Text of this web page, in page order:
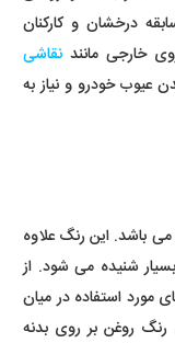
درخشان و کارکنان
خارجی مانند نقاشی
عیوب خودرو و نیاز به
می باشد. این رنگ علاوه
شنیده می شود. از
مورد استفاده در میان
رنگ روغن بر روی بدنه